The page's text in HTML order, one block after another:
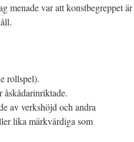
menade var att konstbegreppet är
rollspel).
åskådarinriktade.
av verkshöjd och andra
lika märkvärdiga som